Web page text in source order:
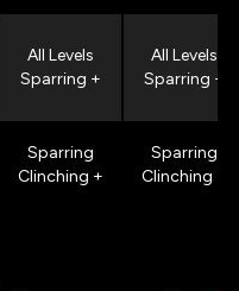
All Levels
Sparring +
All Levels
Sparring +
Sparring
Clinching +
Sparring
Clinching +